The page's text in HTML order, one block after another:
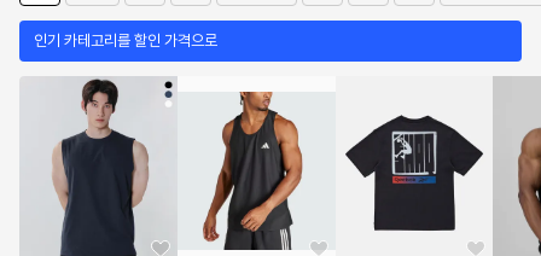
인기 카테고리를 할인 가격으로